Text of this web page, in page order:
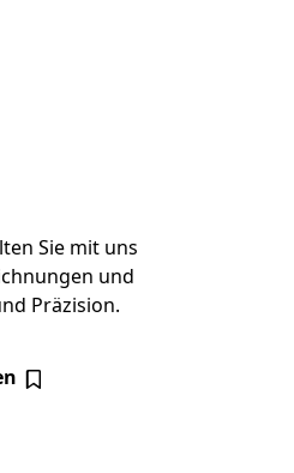
Sie mit uns
und
Präzision.